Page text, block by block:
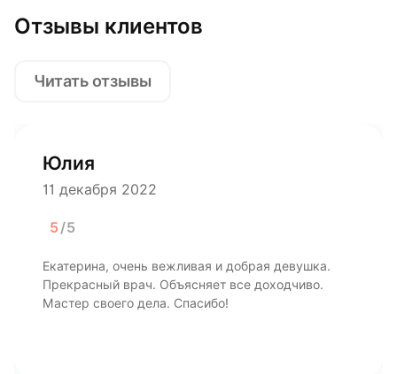
Отзывы клиентов
Читать отзывы
Юлия
11 декабря 2022
5/5
Екатерина, очень вежливая и добрая девушка.
Прекрасный врач. Объясняет все доходчиво.
Мастер своего дела. Спасибо!